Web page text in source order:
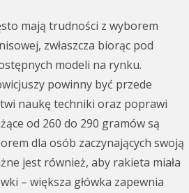
mają trudności z wyborem
zwłaszcza biorąc pod
modeli na rynku.
powinny być przede
naukę techniki oraz poprawi
od 260 do 290 gramów są
dla osób zaczynających swoją
jest również, aby rakieta miała
– większa główka zapewnia